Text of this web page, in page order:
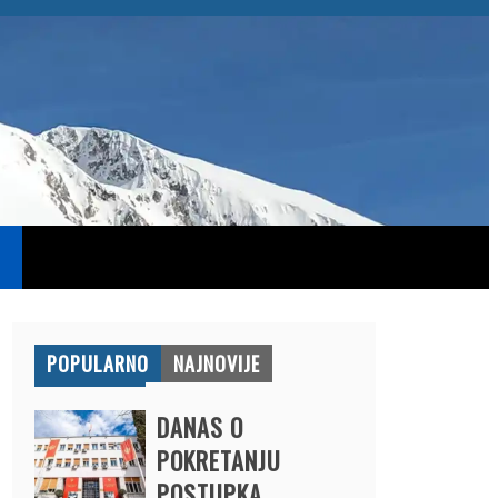
POPULARNO NAJNOVIJE
DANAS O
POKRETANJU